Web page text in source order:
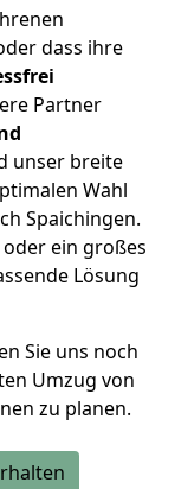
dass ihre
Partner
unser breite
Wahl
Spaichingen.
ein großes
Lösung
Sie uns noch
Umzug von
zu planen.